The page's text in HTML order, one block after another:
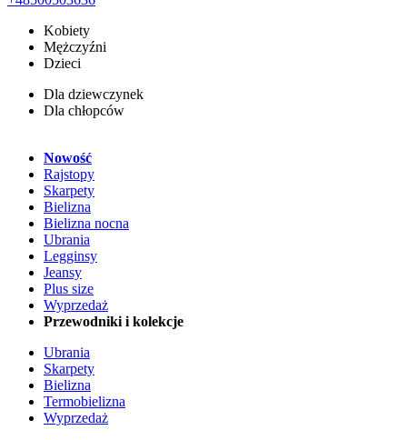
Kobiety
Mężczyźni
Dzieci
Dla dziewczynek
Dla chłopców
Nowość
Rajstopy
Skarpety
Bielizna
Bielizna nocna
Ubrania
Legginsy
Jeansy
Plus size
Wyprzedaż
Przewodniki i kolekcje
Ubrania
Skarpety
Bielizna
Termobielizna
Wyprzedaż